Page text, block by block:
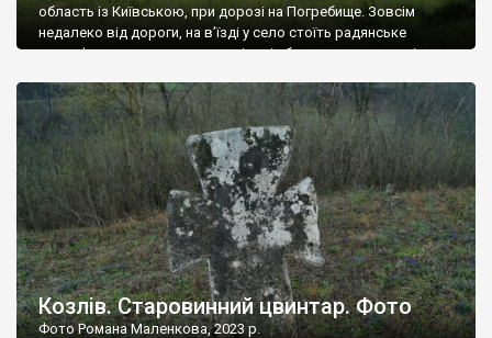
область із Київською, при дорозі на Погребище. Зовсім
недалеко від дороги, на в’їзді у село стоїть радянське
рельєфне пано, яке показує жінку і яблуню, а трохи далі, десь
не видно, але видно дві стареньких колії у траві – […]
Козлів. Старовинний цвинтар. Фото
Фото Романа Маленкова, 2023 р.